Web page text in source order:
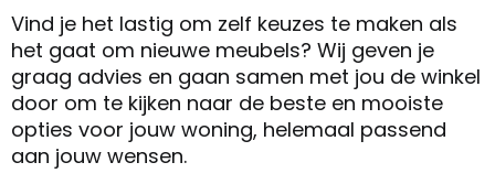
Vind je het lastig om zelf keuzes te maken als
het gaat om nieuwe meubels? Wij geven je
graag advies en gaan samen met jou de winkel
door om te kijken naar de beste en mooiste
opties voor jouw woning, helemaal passend
aan jouw wensen.